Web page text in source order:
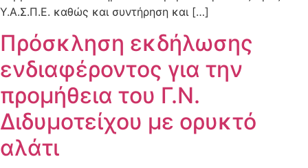
Υ.Α.Σ.Π.Ε. καθώς και συντήρηση και […]
Πρόσκληση εκδήλωσης
ενδιαφέροντος για την
προμήθεια του Γ.Ν.
Διδυμοτείχου με ορυκτό
αλάτι